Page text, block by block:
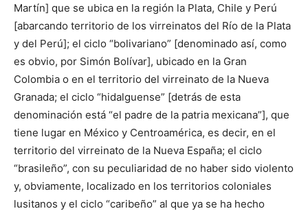
Martín] que se ubica en la región la Plata, Chile y Perú
[abarcando territorio de los virreinatos del Río de la Plata
y del Perú]; el ciclo “bolivariano” [denominado así, como
es obvio, por Simón Bolívar], ubicado en la Gran
Colombia o en el territorio del virreinato de la Nueva
Granada; el ciclo “hidalguense” [detrás de esta
denominación está “el padre de la patria mexicana”], que
tiene lugar en México y Centroamérica, es decir, en el
territorio del virreinato de la Nueva España; el ciclo
“brasileño”, con su peculiaridad de no haber sido violento
y, obviamente, localizado en los territorios coloniales
lusitanos y el ciclo “caribeño” al que ya se ha hecho